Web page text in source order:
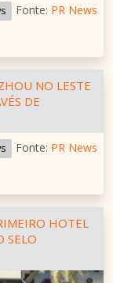
Fonte: PR News
NO LESTE
DE
Fonte: PR News
HOTEL
SELO